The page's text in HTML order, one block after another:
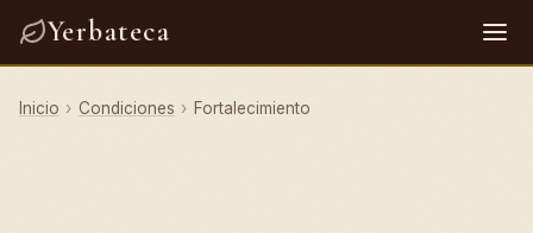
Yerbateca
Inicio › Condiciones › Fortalecimiento